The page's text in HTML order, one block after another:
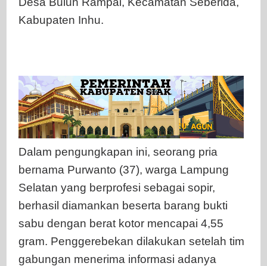
Kabupaten Inhu.
Dalam pengungkapan ini, seorang pria
bernama Purwanto (37), warga Lampung
Selatan yang berprofesi sebagai sopir,
berhasil diamankan beserta barang bukti
sabu dengan berat kotor mencapai 4,55
gram. Penggerebekan dilakukan setelah tim
gabungan menerima informasi adanya